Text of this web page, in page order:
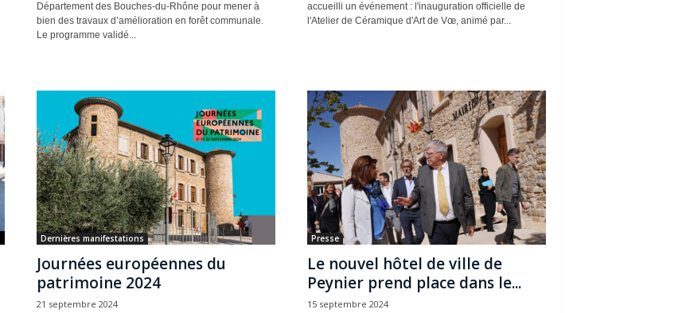
Département des Bouches-du-Rhône pour mener à
bien des travaux d’amélioration en forêt communale.
Le programme validé...
accueilli un événement : l'inauguration officielle de
l'Atelier de Céramique d'Art de Vœ, animé par...
Dernières manifestations
Journées européennes du
patrimoine 2024
21 septembre 2024
Presse
Le nouvel hôtel de ville de
Peynier prend place dans le...
15 septembre 2024